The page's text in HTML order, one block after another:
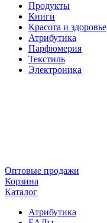
Продукты
Книги
Красота и здоровье
Атрибутика
Парфюмерия
Текстиль
Электроника
Оптовые продажи
Корзина
Каталог
Атрибутика